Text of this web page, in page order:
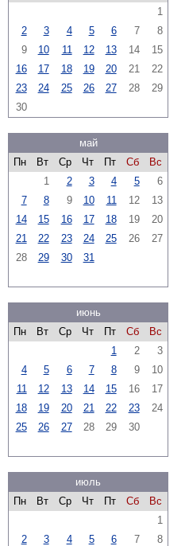
1
2
3 4 5 6 7
8
9
10 11 12 13 14
15
16
17 18 19 20 21
22
23
24 25 26 27 28
29
30
май
Пн
Вт Ср Чт Пт Сб
Вс
1
2 3 4 5
6
7
8 9 10 11 12
13
14
15 16 17 18 19
20
21
22 23 24 25 26
27
28
29 30 31
июнь
Пн
Вт Ср Чт Пт Сб
Вс
1
2
3
4
5 6 7 8 9
10
11
12 13 14 15 16
17
18
19 20 21 22 23
24
25
26 27 28 29 30
июль
Пн
Вт Ср Чт Пт Сб
Вс
1
2
3 4 5 6 7
8